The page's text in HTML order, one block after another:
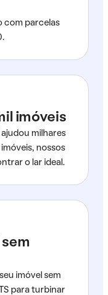
com parcelas
imóveis
milhares
nossos
o lar ideal.
imóvel sem
para turbinar